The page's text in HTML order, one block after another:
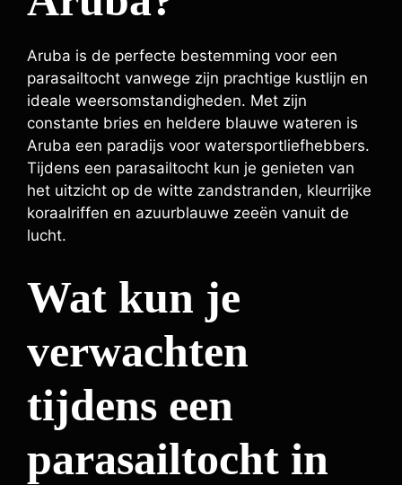
Aruba is de perfecte bestemming voor een
parasailtocht vanwege zijn prachtige kustlijn en
ideale weersomstandigheden. Met zijn
constante bries en heldere blauwe wateren is
Aruba een paradijs voor watersportliefhebbers.
Tijdens een parasailtocht kun je genieten van
het uitzicht op de witte zandstranden, kleurrijke
koraalriffen en azuurblauwe zeeën vanuit de
lucht.
Wat kun je
verwachten
tijdens een
parasailtocht in